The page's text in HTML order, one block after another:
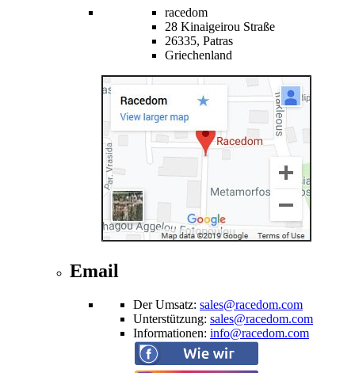
racedom
28 Kinaigeirou Straße
26335, Patras
Griechenland
Email
Der Umsatz: sales@racedom.com
Unterstützung: sales@racedom.com
Informationen: info@racedom.com